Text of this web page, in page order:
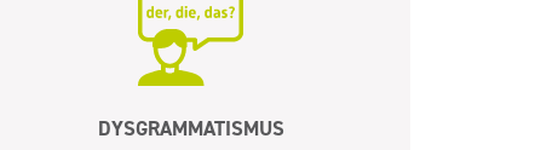
DYSGRAMMATISMUS